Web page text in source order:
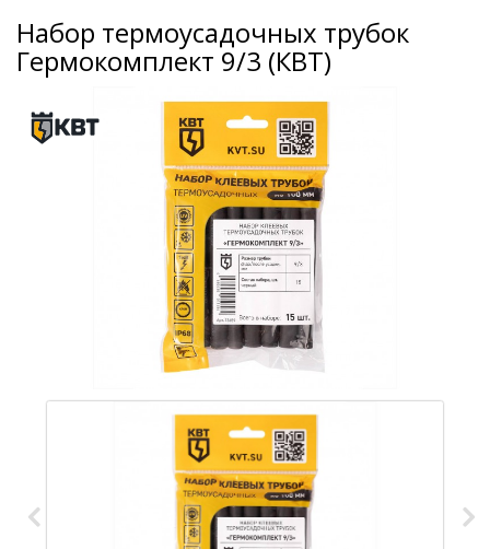
Набор термоусадочных трубок
Гермокомплект 9/3 (КВТ)